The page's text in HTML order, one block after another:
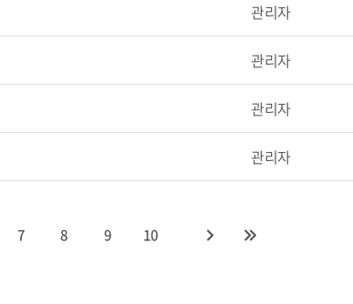
관리자
관리자
관리자
관리자
7 8 9 10